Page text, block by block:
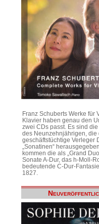
Franz Schuberts Werke für
Klavier haben genau den
zwei CDs passt. Es sind
des Neunzehnjährigen, die
geschäftstüchtige Verleger
„Sonatinen“
kommen die als „Grand
Sonate A-Dur, das h-Moll-
bedeutende C-Dur-
1827.